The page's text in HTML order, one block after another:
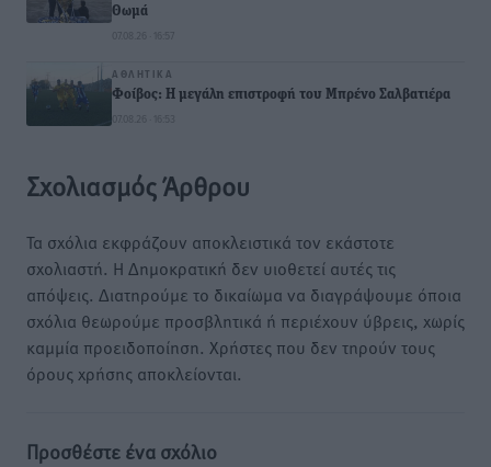
Θωμά
07.08.26 · 16:57
ΑΘΛΗΤΙΚΆ
Φοίβος: Η μεγάλη επιστροφή του Μπρένο Σαλβατιέρα
07.08.26 · 16:53
Σχολιασμός Άρθρου
Τα σχόλια εκφράζουν αποκλειστικά τον εκάστοτε
σχολιαστή. Η Δημοκρατική δεν υιοθετεί αυτές τις
απόψεις. Διατηρούμε το δικαίωμα να διαγράψουμε όποια
σχόλια θεωρούμε προσβλητικά ή περιέχουν ύβρεις, χωρίς
καμμία προειδοποίηση. Χρήστες που δεν τηρούν τους
όρους χρήσης αποκλείονται.
Προσθέστε ένα σχόλιο